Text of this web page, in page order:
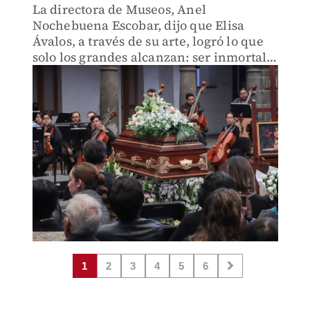
La directora de Museos, Anel
Nochebuena Escobar, dijo que Elisa
Ávalos, a través de su arte, logró lo que
solo los grandes alcanzan: ser inmortal
en el recuerdo de quienes la
escucharon.
1 2 3 4 5 6